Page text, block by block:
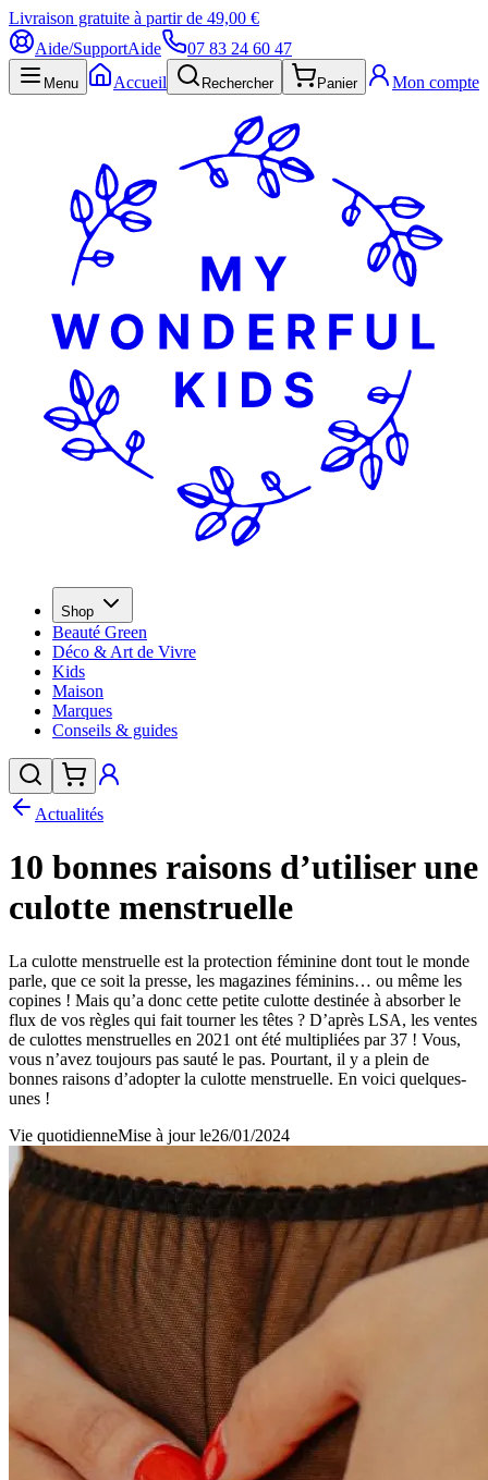
Livraison gratuite à partir de 49,00 €
Aide/SupportAide 07 83 24 60 47
Menu Accueil Rechercher Panier Mon compte
Shop
Beauté Green
Déco & Art de Vivre
Kids
Maison
Marques
Conseils & guides
Actualités
10 bonnes raisons d’utiliser une
culotte menstruelle
La culotte menstruelle est la protection féminine dont tout le monde
parle, que ce soit la presse, les magazines féminins… ou même les
copines ! Mais qu’a donc cette petite culotte destinée à absorber le
flux de vos règles qui fait tourner les têtes ? D’après LSA, les ventes
de culottes menstruelles en 2021 ont été multipliées par 37 ! Vous,
vous n’avez toujours pas sauté le pas. Pourtant, il y a plein de
bonnes raisons d’adopter la culotte menstruelle. En voici quelques-
unes !
Vie quotidienneMise à jour le26/01/2024